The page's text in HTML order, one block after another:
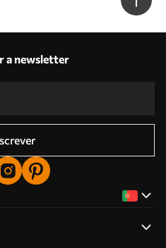
a newsletter